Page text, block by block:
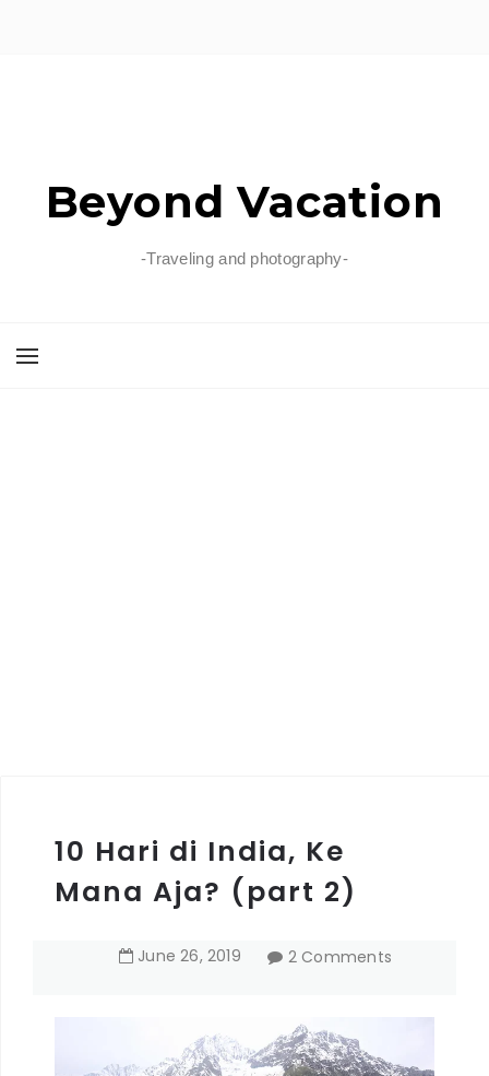
Beyond Vacation
-Traveling and photography-
10 Hari di India, Ke
Mana Aja? (part 2)
June 26,2019 2 Comments